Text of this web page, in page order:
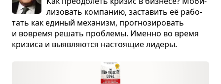
ли­зо­вать ком­па­нию, заста­вить её рабо­
тать как еди­ный меха­низм, про­гно­зи­ро­вать
и вовремя решать про­блемы. Именно во время
кри­зиса и выяв­ля­ются насто­я­щие лидеры.